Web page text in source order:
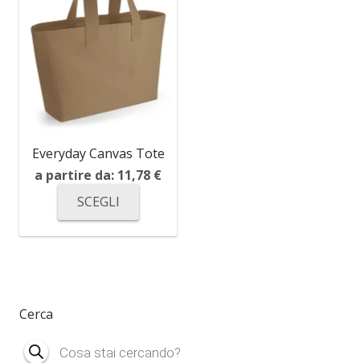
Everyday Canvas Tote
a partire da: 11,78 €
SCEGLI
Cerca
Products
search